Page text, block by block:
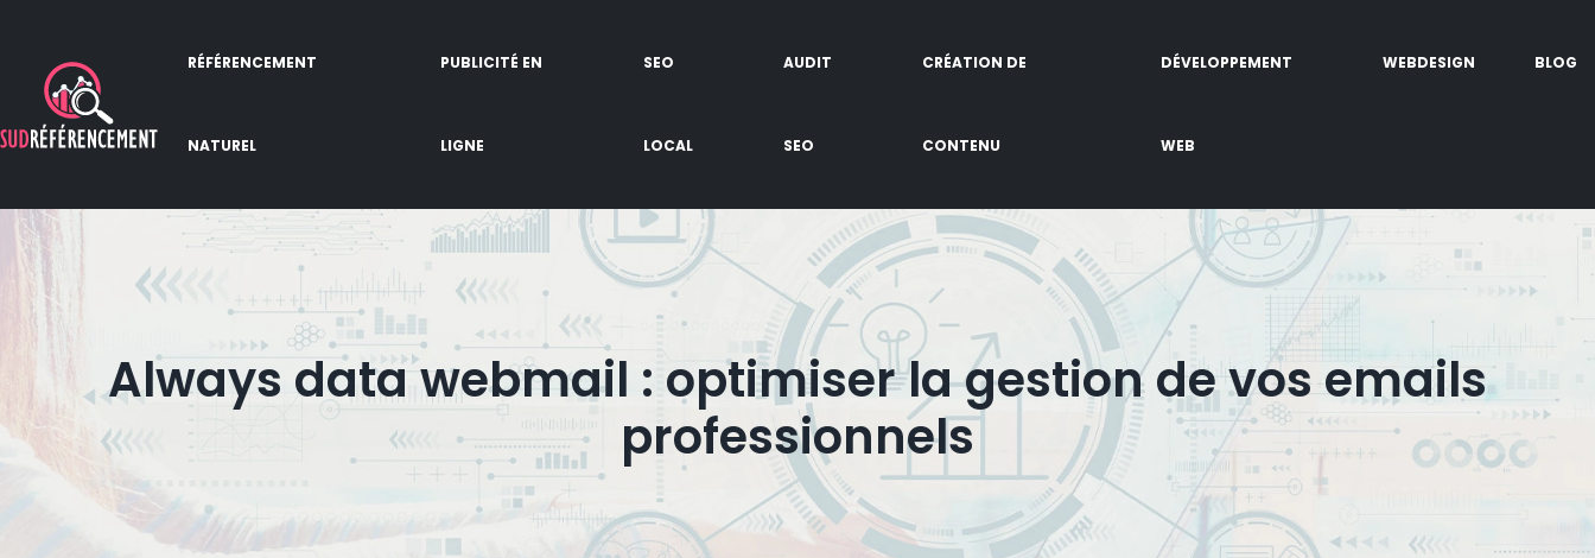
RÉFÉRENCEMENT
NATUREL
PUBLICITÉ EN
LIGNE
SEO
LOCAL
AUDIT
SEO
CRÉATION DE
CONTENU
DÉVELOPPEMENT
WEB
WEBDESIGN BLOG
Always data webmail : optimiser la gestion de vos emails
professionnels